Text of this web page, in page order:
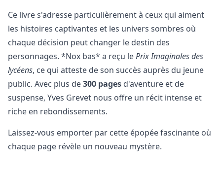
Ce livre s'adresse particulièrement à ceux qui aiment
les histoires captivantes et les univers sombres où
chaque décision peut changer le destin des
personnages. *Nox bas* a reçu lePrix Imaginales des
lycéens, ce qui atteste de son succès auprès du jeune
public. Avec plus de300 pages d'aventure et de
suspense, Yves Grevet nous offre un récit intense et
riche en rebondissements.
Laissez-vous emporter par cette épopée fascinante où
chaque page révèle un nouveau mystère.